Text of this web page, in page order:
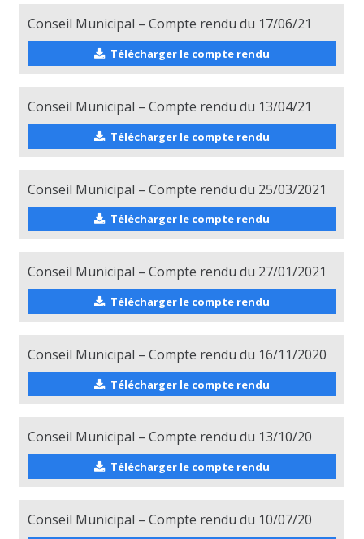
Conseil Municipal – Compte rendu du 17/06/21
Télécharger le compte rendu
Conseil Municipal – Compte rendu du 13/04/21
Télécharger le compte rendu
Conseil Municipal – Compte rendu du 25/03/2021
Télécharger le compte rendu
Conseil Municipal – Compte rendu du 27/01/2021
Télécharger le compte rendu
Conseil Municipal – Compte rendu du 16/11/2020
Télécharger le compte rendu
Conseil Municipal – Compte rendu du 13/10/20
Télécharger le compte rendu
Conseil Municipal – Compte rendu du 10/07/20